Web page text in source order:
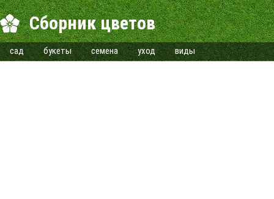
Сборник цветов
сад букеты семена уход виды